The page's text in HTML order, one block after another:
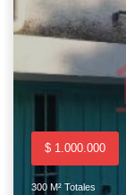
$ 1.000.000
300 M² Totales